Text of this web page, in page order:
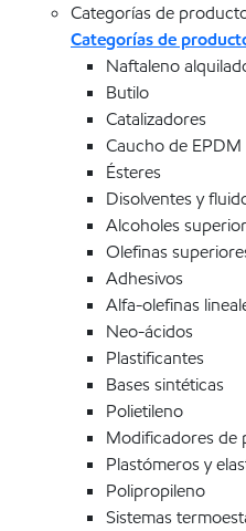
Categorías de
Categorías de
Naftaleno
Butilo
Catalizadores
Caucho de EPDM
Ésteres
Disolventes y
Alcoholes
Olefinas
Adhesivos
Alfa-olefinas
Neo-ácidos
Plastificantes
Bases sintéticas
Polietileno
Modificadores de
Plastómeros y
Polipropileno
Sistemas